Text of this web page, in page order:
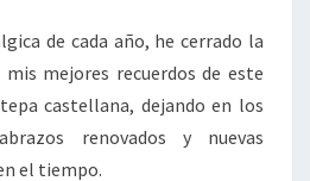
de cada año, he cerrado la
mejores recuerdos de este
castellana, dejando en los
renovados y nuevas
el tiempo.